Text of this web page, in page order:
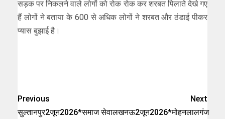
सड़क पर निकलने वाले लोगों को रोक रोक कर शरबत पिलाते देखे गए
हैं लोगों ने बताया के 600 से अधिक लोगों ने शरबत और ठंडाई पीकर
प्यास बुझाई है।
Previous
सुल्तानपुर2जून2026*समाज सेवा
Next
लखनऊ2जून2026*मोहनलालगंज